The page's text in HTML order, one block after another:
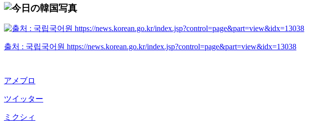
출처 : 국립국어원 https://news.korean.go.kr/index.jsp?control=page&part=view&idx=13038
アメブロ
ツイッター
ミクシィ